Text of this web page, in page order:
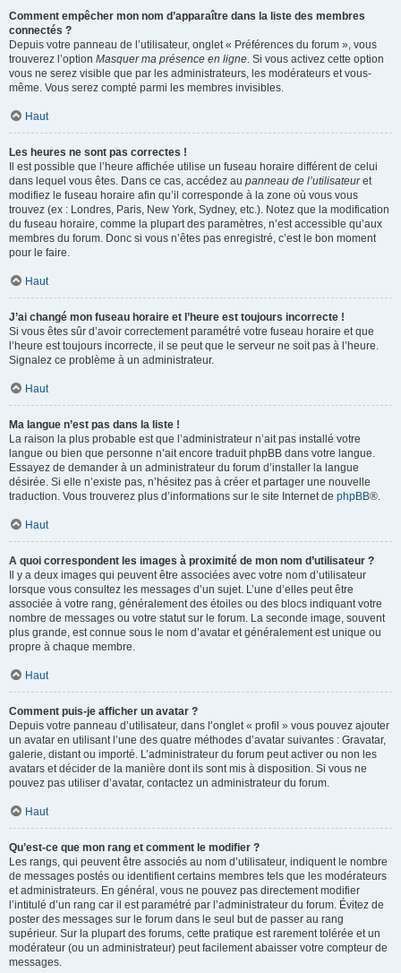
Comment empêcher mon nom d’apparaître dans la liste des membres
connectés ?
Depuis votre panneau de l’utilisateur, onglet « Préférences du forum », vous
trouverez l’option Masquer ma présence en ligne. Si vous activez cette option
vous ne serez visible que par les administrateurs, les modérateurs et vous-
même. Vous serez compté parmi les membres invisibles.
Haut
Les heures ne sont pas correctes !
Il est possible que l’heure affichée utilise un fuseau horaire différent de celui
dans lequel vous êtes. Dans ce cas, accédez au panneau de l’utilisateuret
modifiez le fuseau horaire afin qu’il corresponde à la zone où vous vous
trouvez (ex : Londres, Paris, New York, Sydney, etc.). Notez que la modification
du fuseau horaire, comme la plupart des paramètres, n’est accessible qu’aux
membres du forum. Donc si vous n’êtes pas enregistré, c’est le bon moment
pour le faire.
Haut
J’ai changé mon fuseau horaire et l’heure est toujours incorrecte !
Si vous êtes sûr d’avoir correctement paramétré votre fuseau horaire et que
l’heure est toujours incorrecte, il se peut que le serveur ne soit pas à l’heure.
Signalez ce problème à un administrateur.
Haut
Ma langue n’est pas dans la liste !
La raison la plus probable est que l’administrateur n’ait pas installé votre
langue ou bien que personne n’ait encore traduit phpBB dans votre langue.
Essayez de demander à un administrateur du forum d’installer la langue
désirée. Si elle n’existe pas, n’hésitez pas à créer et partager une nouvelle
traduction. Vous trouverez plus d’informations sur le site Internet de phpBB®.
Haut
A quoi correspondent les images à proximité de mon nom d’utilisateur ?
Il y a deux images qui peuvent être associées avec votre nom d’utilisateur
lorsque vous consultez les messages d’un sujet. L’une d’elles peut être
associée à votre rang, généralement des étoiles ou des blocs indiquant votre
nombre de messages ou votre statut sur le forum. La seconde image, souvent
plus grande, est connue sous le nom d’avatar et généralement est unique ou
propre à chaque membre.
Haut
Comment puis-je afficher un avatar ?
Depuis votre panneau d’utilisateur, dans l’onglet « profil » vous pouvez ajouter
un avatar en utilisant l’une des quatre méthodes d’avatar suivantes : Gravatar,
galerie, distant ou importé. L’administrateur du forum peut activer ou non les
avatars et décider de la manière dont ils sont mis à disposition. Si vous ne
pouvez pas utiliser d’avatar, contactez un administrateur du forum.
Haut
Qu’est-ce que mon rang et comment le modifier ?
Les rangs, qui peuvent être associés au nom d’utilisateur, indiquent le nombre
de messages postés ou identifient certains membres tels que les modérateurs
et administrateurs. En général, vous ne pouvez pas directement modifier
l’intitulé d’un rang car il est paramétré par l’administrateur du forum. Évitez de
poster des messages sur le forum dans le seul but de passer au rang
supérieur. Sur la plupart des forums, cette pratique est rarement tolérée et un
modérateur (ou un administrateur) peut facilement abaisser votre compteur de
messages.